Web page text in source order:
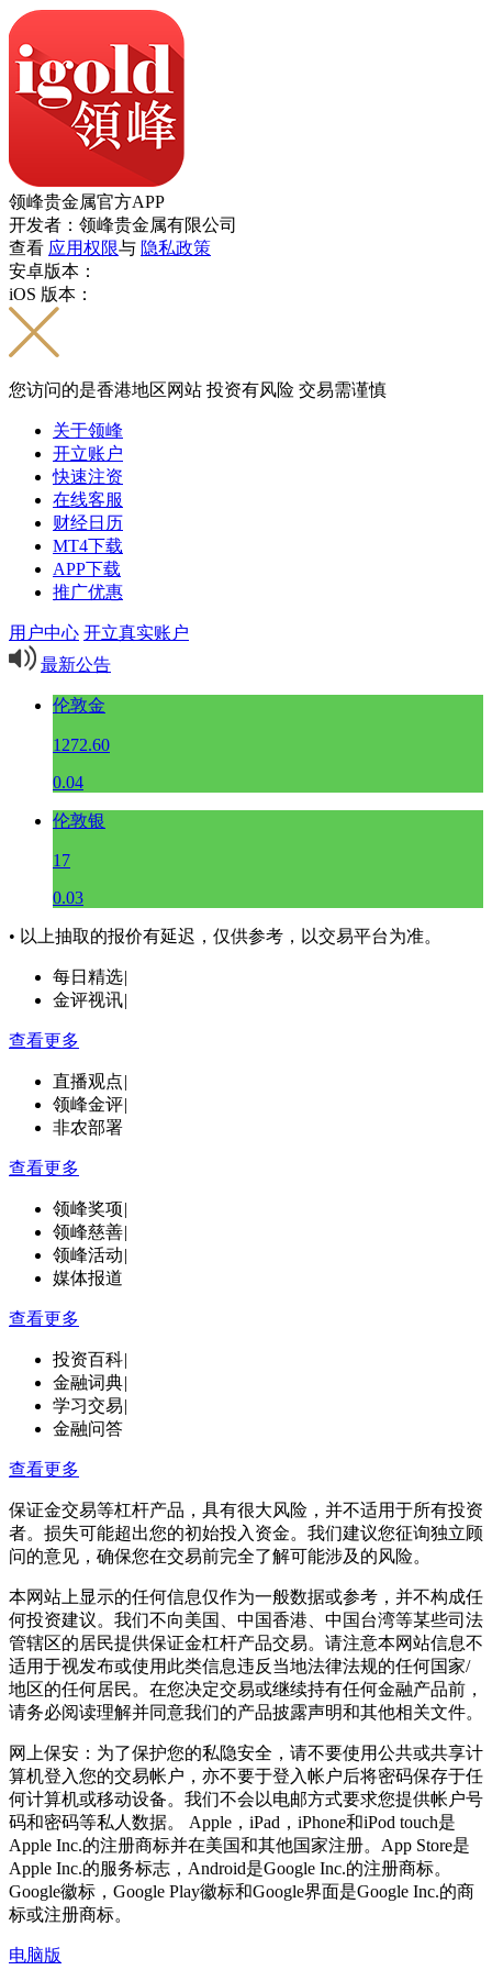
领峰贵金属官方APP
开发者：领峰贵金属有限公司
查看 应用权限与 隐私政策
安卓版本：
iOS 版本：
您访问的是香港地区网站 投资有风险 交易需谨慎
关于领峰
开立账户
快速注资
在线客服
财经日历
MT4下载
APP下载
推广优惠
用户中心 开立真实账户
最新公告
伦敦金
1272.60
0.04
伦敦银
17
0.03
• 以上抽取的报价有延迟，仅供参考，以交易平台为准。
每日精选|
金评视讯|
查看更多
直播观点|
领峰金评|
非农部署
查看更多
领峰奖项|
领峰慈善|
领峰活动|
媒体报道
查看更多
投资百科|
金融词典|
学习交易|
金融问答
查看更多
保证金交易等杠杆产品，具有很大风险，并不适用于所有投资
者。损失可能超出您的初始投入资金。我们建议您征询独立顾
问的意见，确保您在交易前完全了解可能涉及的风险。
本网站上显示的任何信息仅作为一般数据或参考，并不构成任
何投资建议。我们不向美国、中国香港、中国台湾等某些司法
管辖区的居民提供保证金杠杆产品交易。请注意本网站信息不
适用于视发布或使用此类信息违反当地法律法规的任何国家/
地区的任何居民。在您决定交易或继续持有任何金融产品前，
请务必阅读理解并同意我们的产品披露声明和其他相关文件。
网上保安：为了保护您的私隐安全，请不要使用公共或共享计
算机登入您的交易帐户，亦不要于登入帐户后将密码保存于任
何计算机或移动设备。我们不会以电邮方式要求您提供帐户号
码和密码等私人数据。 Apple，iPad，iPhone和iPod touch是
Apple Inc.的注册商标并在美国和其他国家注册。App Store是
Apple Inc.的服务标志，Android是Google Inc.的注册商标。
Google徽标，Google Play徽标和Google界面是Google Inc.的商
标或注册商标。
电脑版